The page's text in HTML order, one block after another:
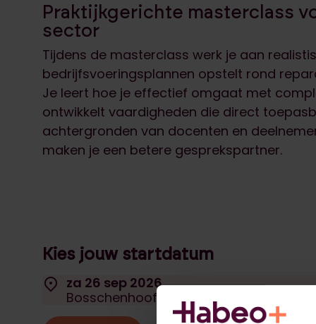
Praktijkgerichte masterclass
sector
Tijdens de masterclass werk je aan
bedrijfsvoeringsplannen opstelt rond
Je leert hoe je effectief omgaat met
ontwikkelt vaardigheden die direct
achtergronden van docenten en
maken je een betere gesprekspartner.
Kies jouw startdatum
Selecteer een startdatum:
Datum:
za 26 sep 2026
Locatie:
Bosschenhoofd